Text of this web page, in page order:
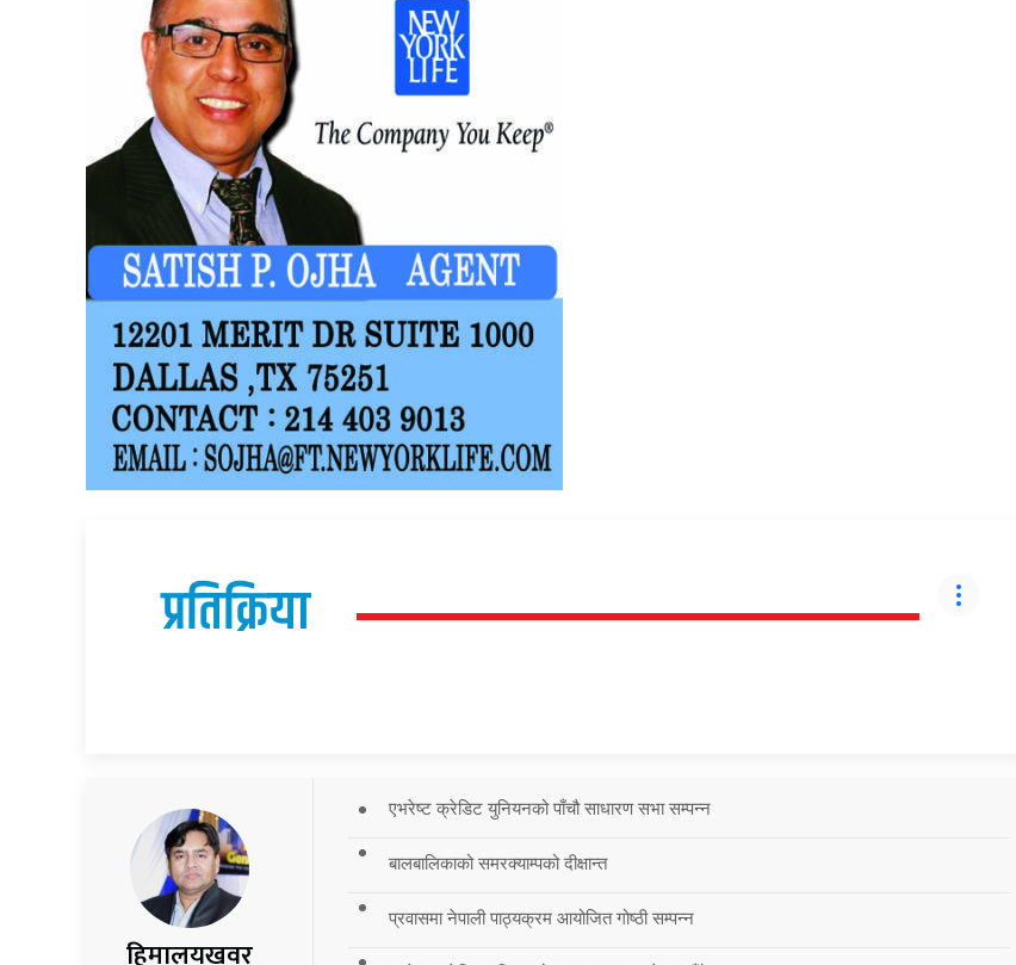
प्रतिक्रिया
हिमालयखवर
एभरेष्ट क्रेडिट युनियनको पाँचौ साधारण सभा सम्पन्न
बालबालिकाको समरक्याम्पको दीक्षान्त
प्रवासमा नेपाली पाठ्यक्रम आयोजित गोष्ठी सम्पन्न